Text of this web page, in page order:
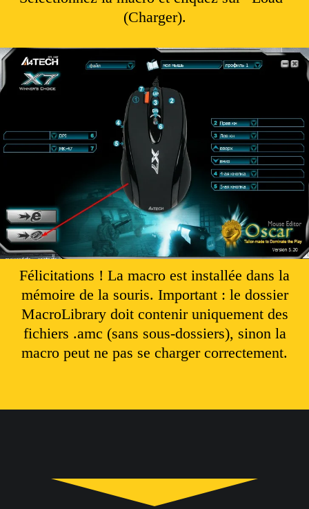
(Charger).
Félicitations ! La macro est installée dans la
mémoire de la souris. Important : le dossier
MacroLibrary doit contenir uniquement des
fichiers .amc (sans sous-dossiers), sinon la
macro peut ne pas se charger correctement.